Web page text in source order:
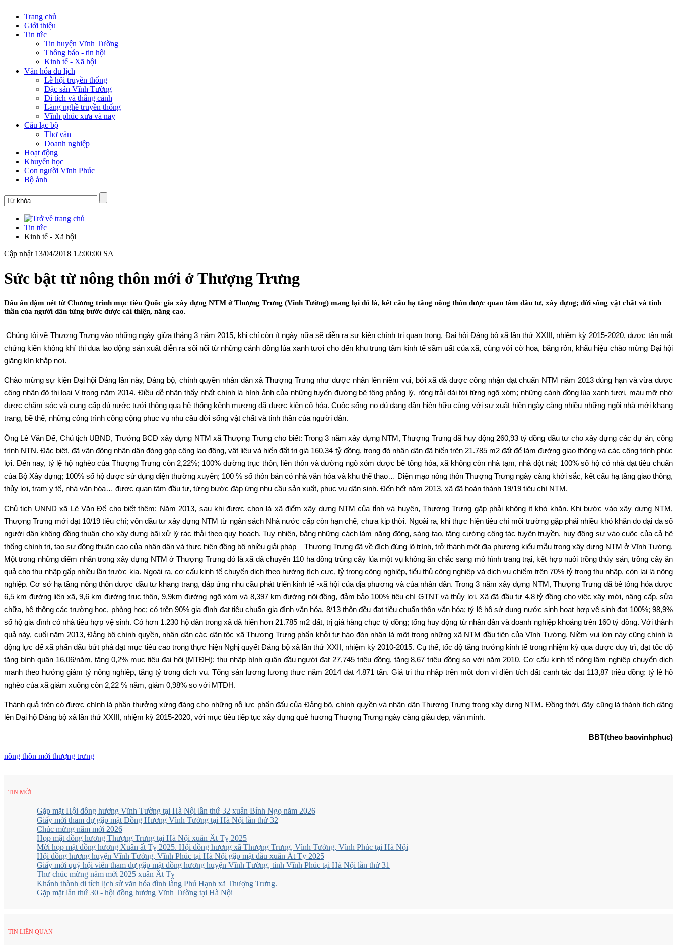
Trang chủ
Giới thiệu
Tin tức
Tin huyện Vĩnh Tường
Thông báo - tin hội
Kinh tế - Xã hội
Văn hóa du lịch
Lễ hội truyền thống
Đặc sản Vĩnh Tường
Di tích và thắng cảnh
Làng nghề truyền thống
Vĩnh phúc xưa và nay
Câu lạc bộ
Thơ văn
Doanh nghiệp
Hoạt động
Khuyến học
Con người Vĩnh Phúc
Bộ ảnh
Tin tức
Kinh tế - Xã hội
Cập nhật 13/04/2018 12:00:00 SA
Sức bật từ nông thôn mới ở Thượng Trưng
Dấu ấn đậm nét từ Chương trình mục tiêu Quốc gia xây dựng NTM ở Thượng Trưng (Vĩnh Tường) mang lại đó là, kết cấu hạ tầng nông thôn được quan tâm đầu tư, xây dựng; đời sống vật chất và tinh
thần của người dân từng bước được cải thiện, nâng cao.
Chúng tôi về Thượng Trưng vào những ngày giữa tháng 3 năm 2015, khi chỉ còn ít ngày nữa sẽ diễn ra sự kiện chính trị quan trọng, Đại hội Đảng bộ xã lần thứ XXIII, nhiệm kỳ 2015-2020, được tận mắt
chứng kiến không khí thi đua lao động sản xuất diễn ra sôi nổi từ những cánh đồng lúa xanh tươi cho đến khu trung tâm kinh tế sầm uất của xã, cùng với cờ hoa, băng rôn, khẩu hiệu chào mừng Đại hội
giăng kín khắp nơi.
Chào mừng sự kiện Đại hội Đảng lần này, Đảng bộ, chính quyền nhân dân xã Thượng Trưng như được nhân lên niềm vui, bởi xã đã được công nhận đạt chuẩn NTM năm 2013 đúng hạn và vừa được
công nhận đô thị loại V trong năm 2014. Điều dễ nhận thấy nhất chính là hình ảnh của những tuyến đường bê tông phẳng lỳ, rộng trải dài tới từng ngõ xóm; những cánh đồng lúa xanh tươi, màu mỡ nhờ
được chăm sóc và cung cấp đủ nước tưới thông qua hệ thống kênh mương đã được kiên cố hóa. Cuộc sống no đủ đang dần hiện hữu cùng với sự xuất hiện ngày càng nhiều những ngôi nhà mới khang
trang, bề thế, những công trình công cộng phuc vụ nhu cầu đời sống vật chất và tinh thần của người dân.
Ống Lê Văn Để, Chủ tịch UBND, Trưởng BCĐ xây dựng NTM xã Thượng Trưng cho biết: Trong 3 năm xây dựng NTM, Thượng Trưng đã huy động 260,93 tỷ đồng đầu tư cho xây dựng các dự án, công
trình NTN. Đặc biệt, đã vận động nhân dân đóng góp công lao động, vật liệu và hiến đất trị giá 160,34 tỷ đồng, trong đó nhân dân đã hiến trên 21.785 m2 đất để làm đường giao thông và các công trình phúc
lợi. Đến nay, tỷ lệ hộ nghèo của Thượng Trưng còn 2,22%; 100% đường trục thôn, liên thôn và đường ngõ xóm được bê tông hóa, xã không còn nhà tạm, nhà dột nát; 100% số hộ có nhà đạt tiêu chuẩn
của Bộ Xây dựng; 100% số hộ được sử dụng điện thường xuyên; 100 % số thôn bản có nhà văn hóa và khu thể thao… Diện mạo nông thôn Thượng Trưng ngày càng khởi sắc, kết cấu hạ tầng giao thông,
thủy lợi, trạm y tế, nhà văn hóa… được quan tâm đầu tư, từng bước đáp ứng nhu cầu sản xuất, phục vụ dân sinh. Đến hết năm 2013, xã đã hoàn thành 19/19 tiêu chí NTM.
Chủ tịch UNND xã Lê Văn Để cho biết thêm: Năm 2013, sau khi được chọn là xã điểm xây dựng NTM của tỉnh và huyện, Thượng Trưng gặp phải không ít khó khăn. Khi bước vào xây dựng NTM,
Thượng Trưng mới đạt 10/19 tiêu chí; vốn đầu tư xây dựng NTM từ ngân sách Nhà nước cấp còn hạn chế, chưa kịp thời. Ngoài ra, khi thực hiện tiêu chí môi trường gặp phải nhiều khó khăn do đại đa số
người dân không đồng thuận cho xây dựng bãi xử lý rác thải theo quy hoạch. Tuy nhiên, bằng những cách làm năng động, sáng tạo, tăng cường công tác tuyên truyền, huy động sự vào cuộc của cả hệ
thống chính trị, tạo sự đồng thuận cao của nhân dân và thực hiện đồng bộ nhiều giải pháp – Thượng Trưng đã về đích đúng lộ trình, trở thành một địa phương kiểu mẫu trong xây dựng NTM ở Vĩnh Tường.
Một trong những điểm nhấn trong xây dựng NTM ở Thượng Trưng đó là xã đã chuyển 110 ha đồng trũng cấy lúa một vụ không ăn chắc sang mô hình trang trại, kết hợp nuôi trồng thủy sản, trồng cây ăn
quả cho thu nhập gấp nhiều lần trước kia. Ngoài ra, cơ cấu kinh tế chuyển dịch theo hướng tích cực, tỷ trọng công nghiệp, tiểu thủ công nghiệp và dịch vụ chiếm trên 70% tỷ trọng thu nhập, còn lại là nông
nghiệp. Cơ sở hạ tầng nông thôn được đầu tư khang trang, đáp ứng nhu cầu phát triển kinh tế -xã hội của địa phương và của nhân dân. Trong 3 năm xây dựng NTM, Thượng Trưng đã bê tông hóa được
6,5 km đường liên xã, 9,6 km đường trục thôn, 9,9km đường ngõ xóm và 8,397 km đường nội đồng, đảm bảo 100% tiêu chí GTNT và thủy lợi. Xã đã đầu tư 4,8 tỷ đồng cho việc xây mới, nâng cấp, sửa
chữa, hệ thống các trường học, phòng học; có trên 90% gia đình đạt tiêu chuẩn gia đình văn hóa, 8/13 thôn đều đạt tiêu chuẩn thôn văn hóa; tỷ lệ hộ sử dụng nước sinh hoạt hợp vệ sinh đạt 100%; 98,9%
số hộ gia đình có nhà tiêu hợp vệ sinh. Có hơn 1.230 hộ dân trong xã đã hiến hơn 21.785 m2 đất, trị giá hàng chục tỷ đồng; tổng huy động từ nhân dân và doanh nghiệp khoảng trên 160 tỷ đồng. Với thành
quả này, cuối năm 2013, Đảng bộ chính quyền, nhân dân các dân tộc xã Thượng Trưng phấn khởi tự hào đón nhận là một trong những xã NTM đầu tiên của Vĩnh Tường. Niềm vui lớn này cũng chính là
động lực để xã phấn đấu bứt phá đạt mục tiêu cao trong thực hiện Nghị quyết Đảng bộ xã lần thứ XXII, nhiệm kỳ 2010-2015. Cụ thể, tốc độ tăng trưởng kinh tế trong nhiệm kỳ qua được duy trì, đạt tốc độ
tăng bình quân 16,06/năm, tăng 0,2% mục tiêu đại hội (MTĐH); thu nhập bình quân đầu người đạt 27,745 triệu đồng, tăng 8,67 triệu đồng so với năm 2010. Cơ cấu kinh tế nông lâm nghiệp chuyển dịch
mạnh theo hướng giảm tỷ nông nghiệp, tăng tỷ trọng dịch vụ. Tổng sản lượng lương thực năm 2014 đạt 4.871 tấn. Giá trị thu nhập trên một đơn vị diện tích đất canh tác đạt 113,87 triệu đồng; tỷ lệ hộ
nghèo của xã giảm xuống còn 2,22 % năm, giảm 0,98% so với MTĐH.
Thành quả trên có được chính là phần thưởng xứng đáng cho những nỗ lực phấn đấu của Đảng bộ, chính quyền và nhân dân Thượng Trưng trong xây dựng NTM. Đồng thời, đây cũng là thành tích dâng
lên Đại hộ Đảng bộ xã lần thứ XXIII, nhiệm kỳ 2015-2020, với mục tiêu tiếp tục xây dựng quê hương Thượng Trưng ngày càng giàu đẹp, văn minh.
BBT(theo baovinhphuc)
nông thôn mới thượng trưng
TIN MỚI
Gặp mặt Hội đồng hương Vĩnh Tường tại Hà Nội lần thứ 32 xuân Bính Ngọ năm 2026
Giấy mời tham dự gặp mặt Đồng Hương Vĩnh Tường tại Hà Nội lần thứ 32
Chúc mừng năm mới 2026
Họp mặt đồng hương Thượng Trưng tại Hà Nội xuân Ất Tỵ 2025
Mời họp mặt đồng hương Xuân ất Tỵ 2025. Hội đồng hương xã Thượng Trưng, Vĩnh Tường, Vĩnh Phúc tại Hà Nội
Hội đồng hương huyện Vĩnh Tường, Vĩnh Phúc tại Hà Nội gặp mặt đầu xuân Ất Tỵ 2025
Giấy mời quý hội viên tham dự gặp mặt đồng hương huyện Vĩnh Tường, tỉnh Vĩnh Phúc tại Hà Nội lần thứ 31
Thư chúc mừng năm mới 2025 xuân Ất Tỵ
Khánh thành di tích lịch sử văn hóa đình làng Phú Hạnh xã Thượng Trưng.
Gặp mặt lần thứ 30 - hội đồng hương Vĩnh Tường tại Hà Nội
TIN LIÊN QUAN